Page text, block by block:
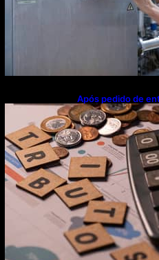
Após pedido de
flexibiliza regras